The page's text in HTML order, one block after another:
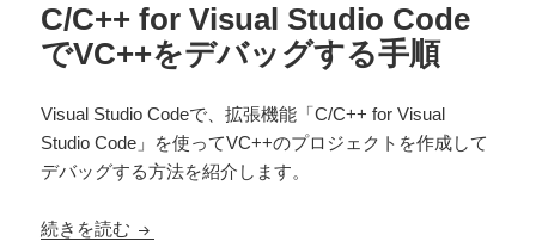
C/C++ for Visual Studio Code
でVC++をデバッグする手順
Visual Studio Codeで、拡張機能「C/C++ for Visual
Studio Code」を使ってVC++のプロジェクトを作成して
デバッグする方法を紹介します。
続きを読む C/C++ for Visual Studio CodeでVC++をデバッグ